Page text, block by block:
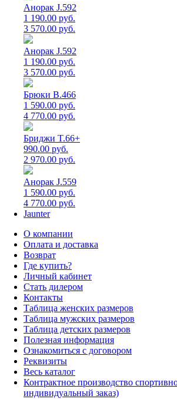
Анорак J.592
1 190.00 руб.
3 570.00 руб.
Анорак J.592
1 190.00 руб.
3 570.00 руб.
Брюки B.466
1 590.00 руб.
4 770.00 руб.
Бриджи T.66+
990.00 руб.
2 970.00 руб.
Анорак J.559
1 590.00 руб.
4 770.00 руб.
Jaunter
О компании
Оплата и доставка
Возврат
Где купить?
Личный кабинет
Стать дилером
Контакты
Таблица женских размеров
Таблица мужских размеров
Таблица детских размеров
Полезная информация
Ознакомиться с договором
Реквизиты
Весь каталог
Контрактное производство
индивидуальный заказ)